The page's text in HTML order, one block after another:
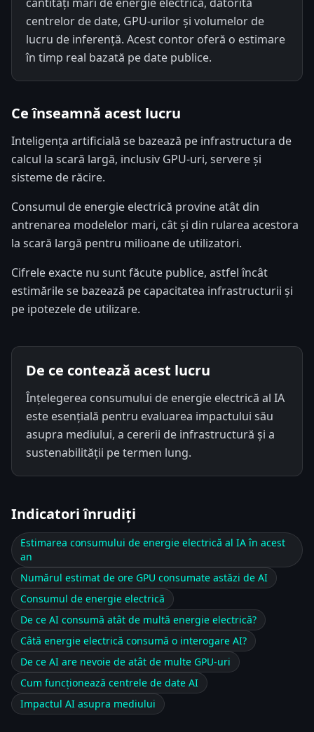
centrelor de date, GPU-urilor și volumelor de
lucru de inferență. Acest contor oferă o estimare
în timp real bazată pe date publice.
Ce înseamnă acest lucru
Inteligența artificială se bazează pe infrastructura de
calcul la scară largă, inclusiv GPU-uri, servere și
sisteme de răcire.
Consumul de energie electrică provine atât din
antrenarea modelelor mari, cât și din rularea acestora
la scară largă pentru milioane de utilizatori.
Cifrele exacte nu sunt făcute publice, astfel încât
estimările se bazează pe capacitatea infrastructurii și
pe ipotezele de utilizare.
De ce contează acest lucru
Înțelegerea consumului de energie electrică al IA
este esențială pentru evaluarea impactului său
asupra mediului, a cererii de infrastructură și a
sustenabilității pe termen lung.
Indicatori înrudiți
Estimarea consumului de energie electrică al IA în acest
an
Numărul estimat de ore GPU consumate astăzi de AI
Consumul de energie electrică
De ce AI consumă atât de multă energie electrică?
Câtă energie electrică consumă o interogare AI?
De ce AI are nevoie de atât de multe GPU-uri
Cum funcționează centrele de date AI
Impactul AI asupra mediului